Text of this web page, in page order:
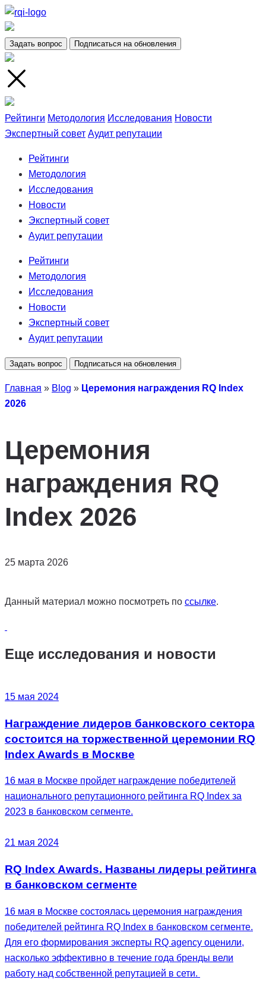
Задать вопрос Подписаться на обновления
Рейтинги Методология Исследования Новости
Экспертный совет Аудит репутации
Рейтинги
Методология
Исследования
Новости
Экспертный совет
Аудит репутации
Рейтинги
Методология
Исследования
Новости
Экспертный совет
Аудит репутации
Задать вопрос Подписаться на обновления
Главная » Blog » Церемония награждения RQ Index
2026
Церемония
награждения RQ
Index 2026
25 марта 2026
Данный материал можно посмотреть по ссылке.
Еще исследования и новости
15 мая 2024
Награждение лидеров банковского сектора
состоится на торжественной церемонии RQ
Index Awards в Москве
16 мая в Москве пройдет награждение победителей
национального репутационного рейтинга RQ Index за
2023 в банковском сегменте.
21 мая 2024
RQ Index Awards. Названы лидеры рейтинга
в банковском сегменте
16 мая в Москве состоялась церемония награждения
победителей рейтинга RQ Index в банковском сегменте.
Для его формирования эксперты RQ agency оценили,
насколько эффективно в течение года бренды вели
работу над собственной репутацией в сети.